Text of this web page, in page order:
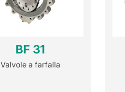
BF 31
Valvole a farfalla